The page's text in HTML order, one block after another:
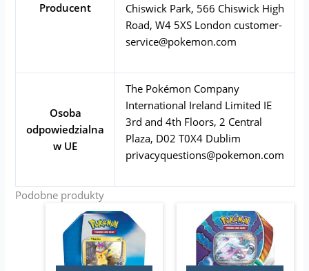
Producent
Chiswick Park, 566 Chiswick High
Road, W4 5XS London customer-
service@pokemon.com
Osoba
odpowiedzialna
w UE
The Pokémon Company
International Ireland Limited IE
3rd and 4th Floors, 2 Central
Plaza, D02 T0X4 Dublim
privacyquestions@pokemon.com
Podobne produkty